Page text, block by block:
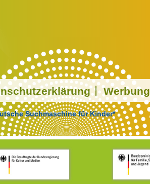
Werbung
Suchmaschine für Kinder*